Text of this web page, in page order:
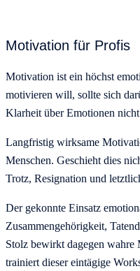
Motivation für Profis
Motivation ist ein höchst
motivieren will, sollte sich
Klarheit über Emotionen
Langfristig wirksame
Menschen. Geschieht dies
Trotz, Resignation und
Der gekonnte Einsatz
Zusammengehörigkeit,
Stolz bewirkt dagegen wahre
trainiert dieser eintägige